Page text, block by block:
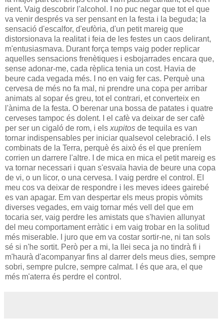
rient. Vaig descobrir l'alcohol. I no puc negar que tot el que
va venir després va ser pensant en la festa i la beguda; la
sensació d'escalfor, d'eufòria, d'un petit mareig que
distorsionava la realitat i feia de les festes un caos delirant,
m'entusiasmava. Durant força temps vaig poder replicar
aquelles sensacions frenètiques i esbojarrades encara que,
sense adonar-me, cada rèplica tenia un cost. Havia de
beure cada vegada més. I no en vaig fer cas. Perquè una
cervesa de més no fa mal, ni prendre una copa per arribar
animats al sopar és greu, tot el contrari, et converteix en
l'ànima de la festa. O berenar una bossa de patates i quatre
cerveses tampoc és dolent. I el cafè va deixar de ser cafè
per ser un cigaló de rom, i els xupitos de tequila es van
tornar indispensables per iniciar qualsevol celebració. I els
combinats de la Terra, perquè és això és el que preníem
corrien un darrere l'altre. I de mica en mica el petit mareig es
va tornar necessari i quan s'esvaïa havia de beure una copa
de vi, o un licor, o una cervesa. I vaig perdre el control. El
meu cos va deixar de respondre i les meves idees gairebé
es van apagar. Em van despertar els meus propis vòmits
diverses vegades, em vaig tornar més vell del que em
tocaria ser, vaig perdre les amistats que s'havien allunyat
del meu comportament erràtic i em vaig trobar en la solitud
més miserable. I juro que em va costar sortir-ne, ni tan sols
sé si n'he sortit. Però per a mi, la llei seca ja no tindrà fi i
m'haurà d'acompanyar fins al darrer dels meus dies, sempre
sobri, sempre pulcre, sempre calmat. I és que ara, el que
més m'aterra és perdre el control.